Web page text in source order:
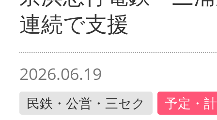
連続で支援
2026.06.19
民鉄・公営・三セク 予定・